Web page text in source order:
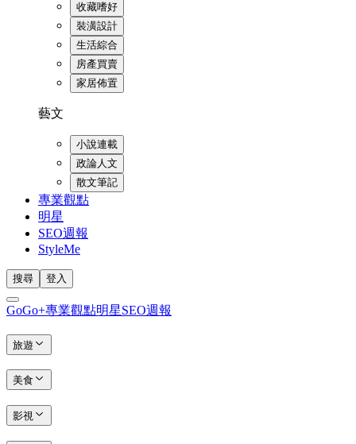
收藏嗜好
裝潢設計
生活綜合
房產買賣
家居佈置
藝文
小說連載
政論人文
散文筆記
專業觀點
明星
SEO週報
StyleMe
搜尋 登入
GoGo+專業觀點明星SEO週報
旅遊
美食
影視